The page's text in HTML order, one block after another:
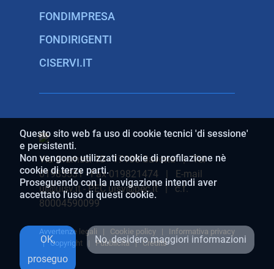
Questo sito web fa uso di cookie tecnici 'di sessione'
e persistenti.
Non vengono utilizzati cookie di profilazione nè
cookie di terze parti.
Proseguendo con la navigazione intendi aver
accettato l'uso di questi cookie.
OK,
proseguo
No, desidero maggiori informazioni
FONDIMPRESA
FONDIRIGENTI
CISERVI.IT
Via Gramsci 10 - 17100 Savona | Tel
01985531 - Fax 019821474 | E-mail
ui@uisv.it - PEC uisv@pec.it | c.f.
80004590099
Avvertenze legali | Cookie policy | Informativa privacy
|Copyright | Pubblicità|Credits